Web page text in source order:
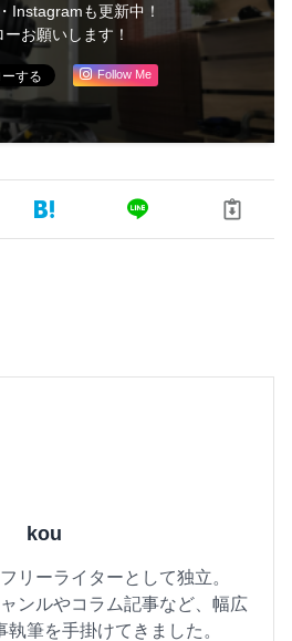
Instagramも更新中！
ーお願いします！
Follow Me
kou
リーライターとして独立。
ンルやコラム記事など、幅広
筆を手掛けてきました。